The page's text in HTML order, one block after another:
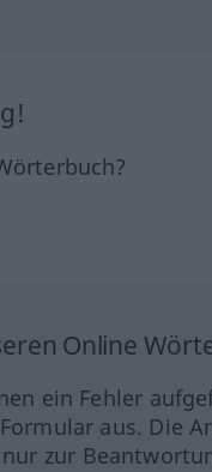
Online
ein Fehler
aus. Die
zur